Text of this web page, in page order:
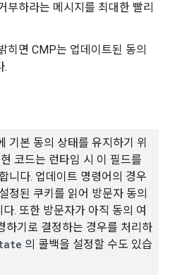
부하라는 메시지를 최대한 빨리
히면 CMP는 업데이트된 동의
.
기본 동의 상태를 유지하기 위
코드는 런타임 시 이 필드를
니다. 업데이트 명령어의 경우
정된 쿠키를 읽어 방문자 동의
. 또한 방문자가 아직 동의 여
하기로 결정하는 경우를 처리하
의 콜백을 설정할 수도 있습